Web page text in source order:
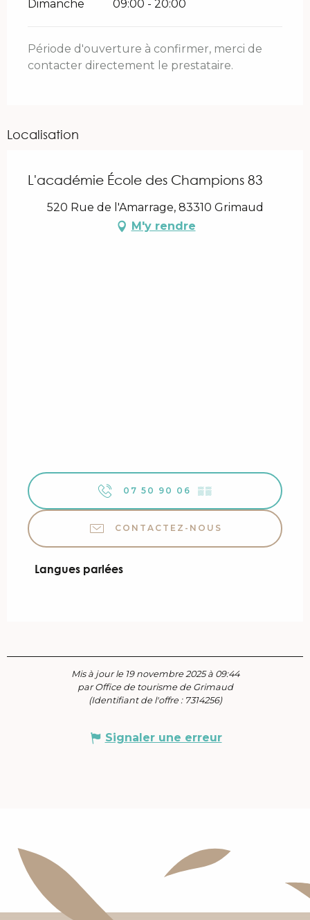
Dimanche 09:00 - 20:00
Période d'ouverture à confirmer, merci de
contacter directement le prestataire.
Localisation
L'académie École des Champions 83
520 Rue de l'Amarrage, 83310 Grimaud
M'y rendre
07 50 90 06 ▒▒
CONTACTEZ-NOUS
Langues parlées
Langues parlées
Mis à jour le 19 novembre 2025 à 09:44
par Office de tourisme de Grimaud
(Identifiant de l'offre : 7314256)
Signaler une erreur